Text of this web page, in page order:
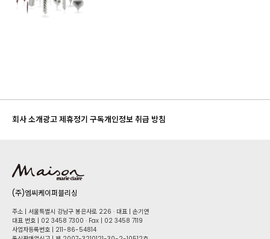
회사 소개광고 제휴정기 구독개인정보 취급 방침
(주)엠씨케이퍼블리싱
주소 | 서울특별시 강남구 봉은사로 226 · 대표 | 손기연
대표 번호 | 02 34​58 7300 · Fax | 02 34​58 7119
사업자등록번호 | 211-86-5​4814